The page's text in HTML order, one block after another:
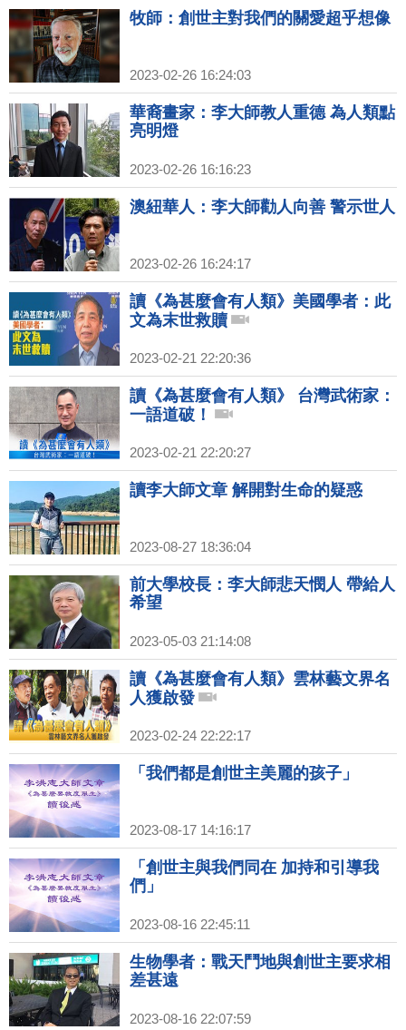
牧師：創世主對我們的關愛超乎想像
2023-02-26 16:24:03
華裔畫家：李大師教人重德 為人類點
亮明燈
2023-02-26 16:16:23
澳紐華人：李大師勸人向善 警示世人
2023-02-26 16:24:17
讀《為甚麼會有人類》美國學者：此
文為末世救贖
2023-02-21 22:20:36
讀《為甚麼會有人類》 台灣武術家：
一語道破！
2023-02-21 22:20:27
讀李大師文章 解開對生命的疑惑
2023-08-27 18:36:04
前大學校長：李大師悲天憫人 帶給人
希望
2023-05-03 21:14:08
讀《為甚麼會有人類》雲林藝文界名
人獲啟發
2023-02-24 22:22:17
「我們都是創世主美麗的孩子」
2023-08-17 14:16:17
「創世主與我們同在 加持和引導我
們」
2023-08-16 22:45:11
生物學者：戰天鬥地與創世主要求相
差甚遠
2023-08-16 22:07:59